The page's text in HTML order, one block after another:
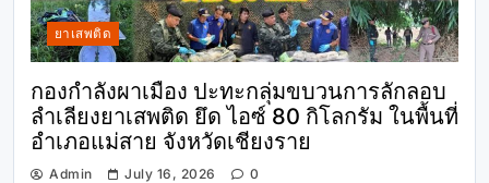
ยาเสพติด
กองกำลังผาเมือง ปะทะกลุ่มขบวนการลักลอบ
ลำเลียงยาเสพติด ยึด ไอซ์ 80 กิโลกรัม ในพื้นที่
อำเภอแม่สาย จังหวัดเชียงราย
Admin July 16, 2026 0